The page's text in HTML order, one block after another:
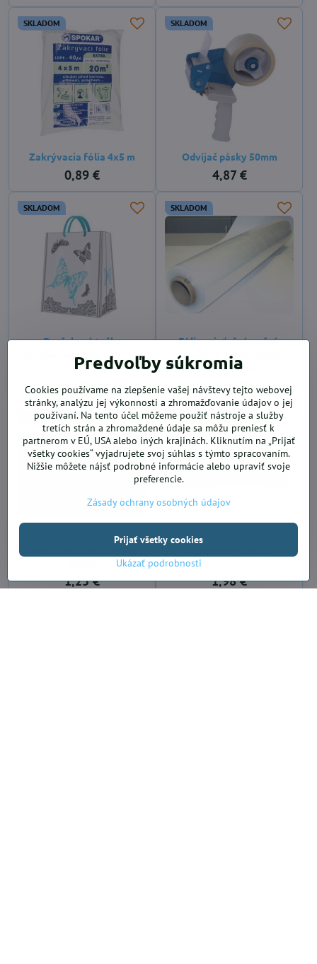
SKLADOM
Zakrývacia fólia 4x5 m
0,89 €
SKLADOM
Odvíjač pásky 50mm
4,87 €
SKLADOM
Darčeková taška
strieborno-modré motýľe
1,64 €
SKLADOM
Fólia prieťažná, ručná,
strečová 1,9 kg 2,2my,
priesvitná
6,37 €
SKLADOM
1,25 €
SKLADOM
1,98 €
Predvoľby súkromia
Cookies používame na zlepšenie vašej návštevy tejto webovej
stránky, analýzu jej výkonnosti a zhromažďovanie údajov o jej
používaní. Na tento účel môžeme použiť nástroje a služby
tretích strán a zhromaždené údaje sa môžu preniesť k
partnerom v EÚ, USA alebo iných krajinách. Kliknutím na „Prijať
všetky cookies“ vyjadrujete svoj súhlas s týmto spracovaním.
Nižšie môžete nájsť podrobné informácie alebo upraviť svoje
preferencie.
Zásady ochrany osobných údajov
Ukázať podrobnosti
Prijať všetky cookies